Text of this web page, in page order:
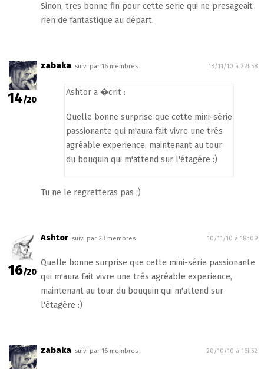
Sinon, tres bonne fin pour cette serie qui ne presageait
rien de fantastique au départ.
14/20
zabaka suivi par 16 membres 13/11/10 à 22h58
Ashtor a �crit :
Quelle bonne surprise que cette mini-série
passionante qui m'aura fait vivre une trés
agréable experience, maintenant au tour
du bouquin qui m'attend sur l'étagére :)
Tu ne le regretteras pas ;)
16/20
Ashtor suivi par 23 membres 10/11/10 à 18h09
Quelle bonne surprise que cette mini-série passionante
qui m'aura fait vivre une trés agréable experience,
maintenant au tour du bouquin qui m'attend sur
l'étagére :)
zabaka suivi par 16 membres 20/10/10 à 16h52